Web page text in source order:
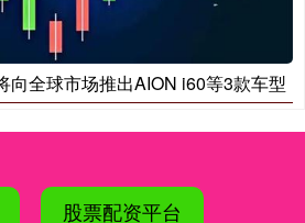
向全球市场推出AION i60等3款车型
股票配资平台